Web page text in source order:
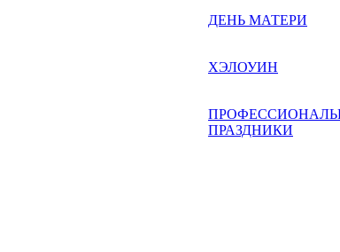
ДЕНЬ МАТЕРИ
ХЭЛОУИН
ПРАЗДНИКИ